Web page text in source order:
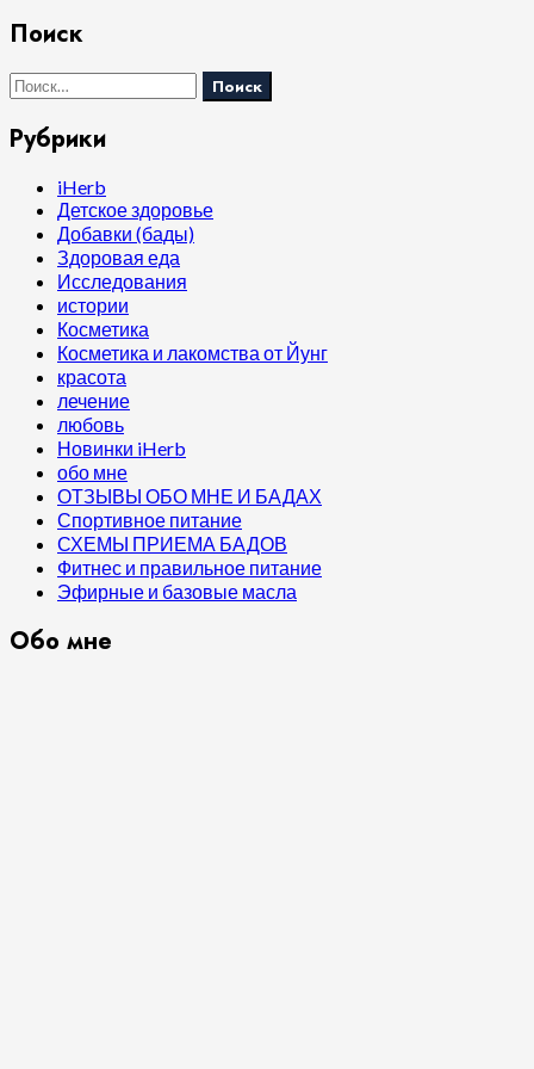
Поиск
Найти:
Рубрики
iHerb
Детское здоровье
Добавки (бады)
Здоровая еда
Исследования
истории
Косметика
Косметика и лакомства от Йунг
красота
лечение
любовь
Новинки iHerb
обо мне
ОТЗЫВЫ ОБО МНЕ И БАДАХ
Спортивное питание
СХЕМЫ ПРИЕМА БАДОВ
Фитнес и правильное питание
Эфирные и базовые масла
Обо мне